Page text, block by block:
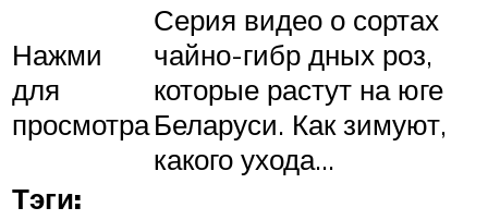
Нажми
для
просмотра
Серия видео о сортах
чайно-гибр дных роз,
которые растут на юге
Беларуси. Как зимуют,
какого ухода…
Тэги: